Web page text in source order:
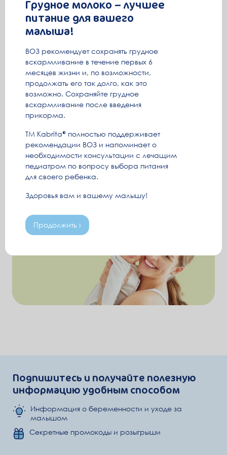
Грудное молоко - лучшее питание для вашего малыша!
ВОЗ рекомендует сохранять грудное вскармливание в
течение первых 6 месяцев жизни и, по возможности,
принятием решения о выборе питания обратитесь за
советом к медицинскому работнику.
Предупреждение:
Точно следуйте инструкциям на банке. Несоблюдение
инструкций по приготовлению смеси может нанести
вред здоровью ребенка. Всегда проверяйте
температуру готовой смеси перед кормлением,
капнув ее на внутреннюю сторону запястья. Никогда не
используйте остатки разведенной смеси для
последующего кормления! Во время кормления
необходимо поддерживать ребенка, чтобы он не
нестерилизованных бутылочек и сосок, неправильное
кормление может привести к неблагоприятным
последствиям для здоровья ребенка.
До и после вскрытия продукт хранить при температуре
не более +25°С. После каждого использования банку
плотно закрыть пластиковой крышкой и хранить в
сухом прохладном месте (не в холодильнике). После
Подпишитесь и получайте полезную
информацию удобным способом
Информация о беременности и уходе за
малышом
Секретные промокоды и розыгрыши
Грудное молоко – лучшее
питание для вашего
малыша!
ВОЗ рекомендует сохранять грудное
вскармливание в течение первых 6
месяцев жизни и, по возможности,
продолжать его так долго, как это
возможно. Сохраняйте грудное
вскармливание после введения
прикорма.
ТМ Kabrita
полностью поддерживает
рекомендации ВОЗ и напоминает о
необходимости консультации с лечащим
педиатром по вопросу выбора питания
для своего ребенка.
Здоровья вам и вашему малышу!
Продолжить ›